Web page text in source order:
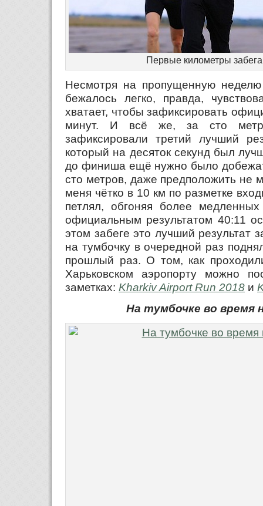
Первые километры
Несмотря на пропущенную
бежалось легко, правда,
хватает, чтобы зафиксировать
минут. И всё же, за сто
зафиксировали третий лучший
который на десяток секунд был
до финиша ещё нужно было
сто метров, даже предположить не
меня чётко в 10 км по разметке
петлял, обгоняя более
официальным результатом 40:11
этом забеге это лучший результат
на тумбочку в очередной раз
прошлый раз. О том, как
Харьковском аэропорту можно
заметках: Kharkiv Airport Run 2018 и
На тумбочке во время